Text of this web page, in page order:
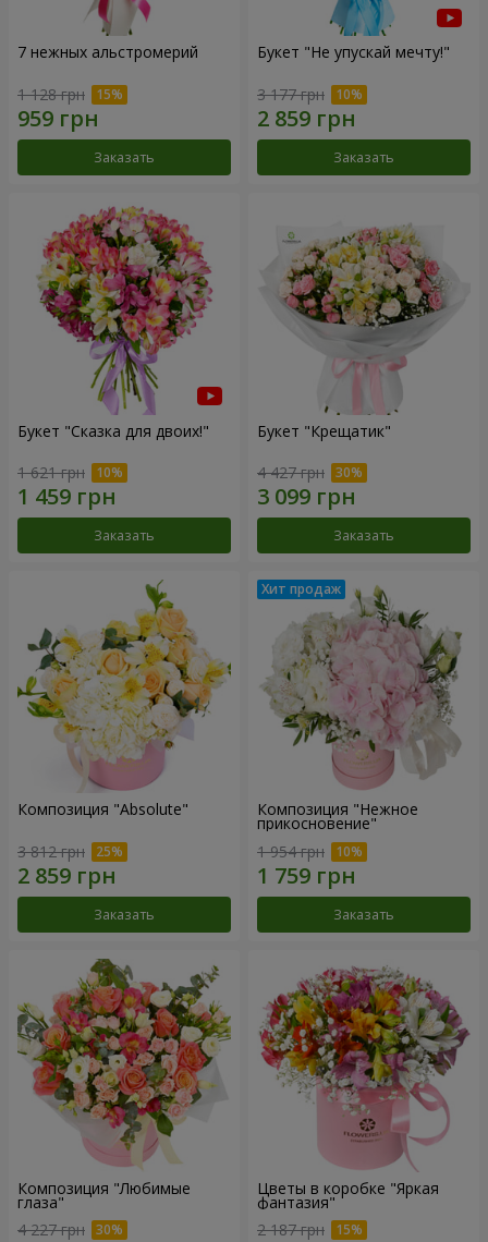
7 нежных альстромерий
1 128 грн
Заказать
Букет "Не упускай мечту!"
3 177 грн
Заказать
Букет "Сказка для двоих!"
1 621 грн
Заказать
Букет "Крещатик"
4 427 грн
Заказать
Композиция "Absolute"
3 812 грн
Заказать
Композиция "Нежное
прикосновение"
1 954 грн
Заказать
Композиция "Любимые
глаза"
4 227 грн
Цветы в коробке "Яркая
фантазия"
2 187 грн